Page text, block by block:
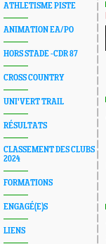
ATHLETISME PISTE
ANIMATION EA/PO
HORS STADE -CDR 87
CROSS COUNTRY
UNI'VERT TRAIL
RÉSULTATS
CLASSEMENT DES CLUBS
2024
FORMATIONS
ENGAGÉ(E)S
LIENS